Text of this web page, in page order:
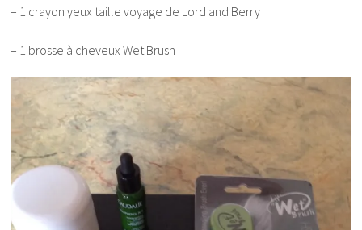
– 1 crayon yeux taille voyage de Lord and Berry
– 1 brosse à cheveux Wet Brush